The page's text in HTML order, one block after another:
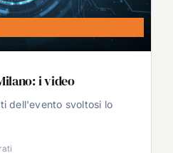
i video
dell'evento svoltosi lo